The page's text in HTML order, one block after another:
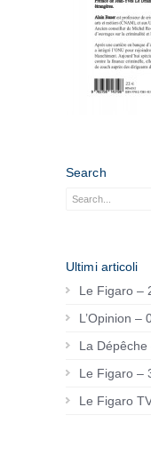
Search
Ultimi articoli
Le Figaro –
L’Opinion –
La
Le Figaro –
Le Figaro